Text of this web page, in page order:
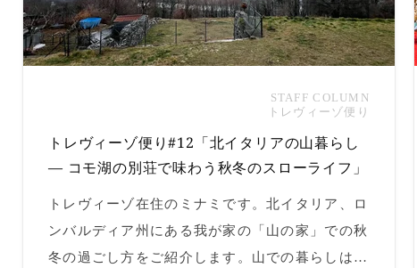
STAFF COLUMN
トレヴィーゾ便り
トレヴィーゾ便り#12「北イタリアの山暮らし
― コモ湖の別荘で味わう秋冬のスローライフ」
トレヴィーゾ在住のミナミです。北イタリア、ロ
ンバルディア州にある我が家の「山の家」での秋
冬の過ごし方をご紹介します。山での暮らしは、